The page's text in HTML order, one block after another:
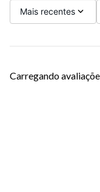
Mais recentes
Carregando